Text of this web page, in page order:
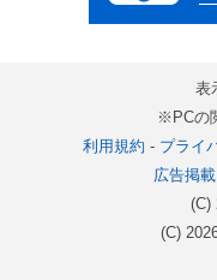
表
※PCの
利用規約 - プライ
広告掲載
(C)
(C)